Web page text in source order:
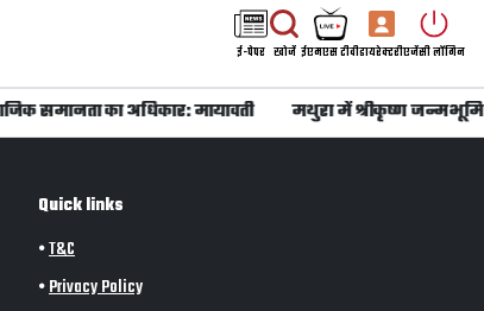
ई-पेपर खोजें ईएमएस टीवीडायरेक्टरीएजेंसी लॉगिन
समानता का अधिकार: मायावती मथुरा में श्रीकृष्ण जन्मभूमि
Quick links
•T&C
•Privacy Policy